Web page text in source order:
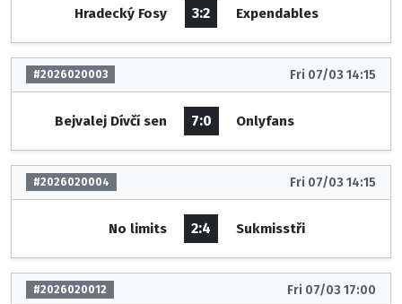
Hradecký Fosy 3:2 Expendables
#2026020003 Fri 07/03 14:15
Bejvalej Dívčí sen 7:0 Onlyfans
#2026020004 Fri 07/03 14:15
No limits 2:4 Sukmisstři
#2026020012 Fri 07/03 17:00